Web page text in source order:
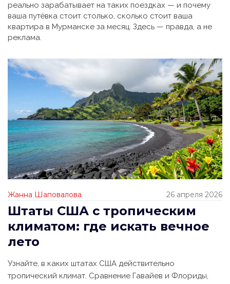
реально зарабатывает на таких поездках — и почему
ваша путёвка стоит столько, сколько стоит ваша
квартира в Мурманске за месяц. Здесь — правда, а не
реклама.
Жанна Шаповалова 26 апреля 2026
Штаты США с тропическим
климатом: где искать вечное
лето
Узнайте, в каких штатах США действительно
тропический климат. Сравнение Гавайев и Флориды,